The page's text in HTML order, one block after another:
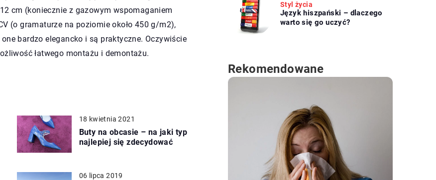
cm (koniecznie z gazowym wspomaganiem
(o gramaturze na poziomie około 450 g/m2),
bardzo elegancko i są praktyczne. Oczywiście
łatwego montażu i demontażu.
18 kwietnia 2021
Buty na obcasie – na jaki typ
najlepiej się zdecydować
06 lipca 2019
Styl życia
Język hiszpański – dlaczego
warto się go uczyć?
Rekomendowane